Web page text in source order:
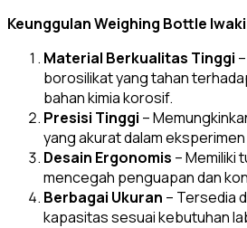
Keunggulan Weighing Bottle Iwaki
Material Berkualitas Tinggi
borosilikat yang tahan
bahan kimia korosif.
Presisi Tinggi –
yang akurat dalam
Desain Ergonomis – Memiliki
mencegah penguapan dan
Berbagai Ukuran – Tersedia
kapasitas sesuai kebutuhan